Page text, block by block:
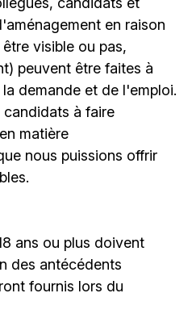
en raison
visible ou pas,
peuvent être faites à
demande et de l'emploi.
à faire
matière
nous puissions offrir
ans ou plus doivent
des antécédents
fournis lors du